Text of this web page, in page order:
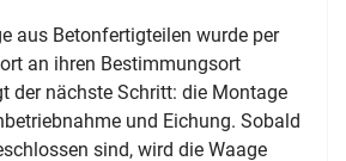
aus Betonfertigteilen wurde per
an ihren Bestimmungsort
der nächste Schritt: die Montage
und Eichung. Sobald
sind, wird die Waage